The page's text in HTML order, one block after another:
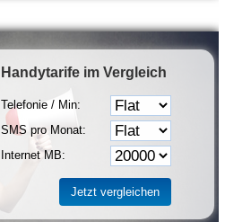
Handytarife im Vergleich
Telefonie / Min:
SMS pro Monat:
Internet MB: